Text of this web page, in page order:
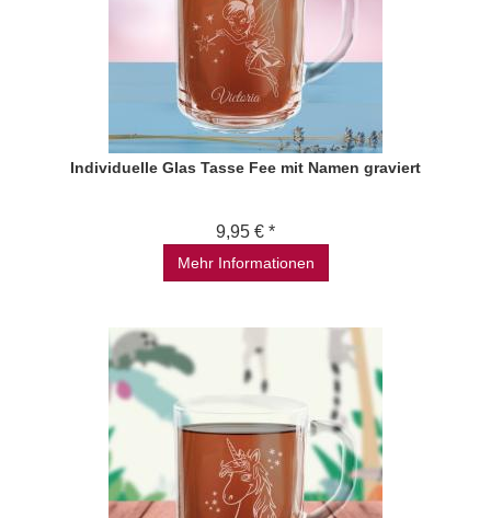
Individuelle Glas Tasse Fee mit Namen graviert
9,95 € *
Mehr Informationen